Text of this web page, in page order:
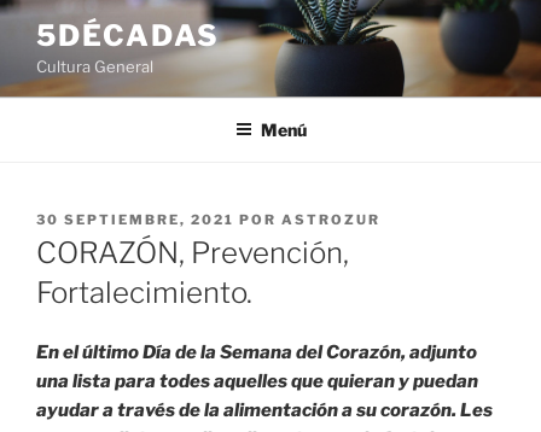
Saltar
contenido
5DÉCADAS
Cultura General
Menú
PUBLICADO
EL
30 SEPTIEMBRE, 2021 POR ASTROZUR
CORAZÓN, Prevención,
Fortalecimiento.
En el último Día de la Semana del Corazón, adjunto
una lista para todes aquelles que quieran y puedan
ayudar a través de la alimentación a su corazón. Les